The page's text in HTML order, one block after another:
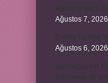
Ağustos 7, 2026
Ağustos 6, 2026